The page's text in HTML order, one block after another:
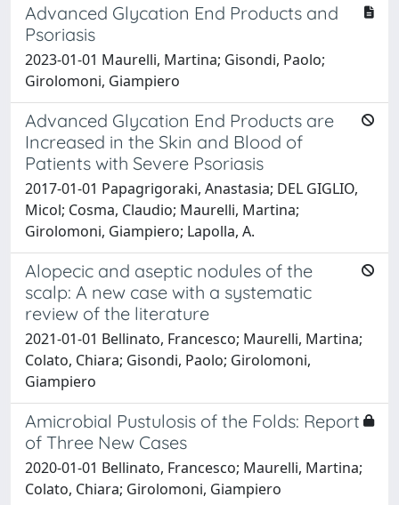
Advanced Glycation End Products and
Psoriasis
2023-01-01 Maurelli, Martina; Gisondi, Paolo;
Girolomoni, Giampiero
Advanced Glycation End Products are
Increased in the Skin and Blood of
Patients with Severe Psoriasis
2017-01-01 Papagrigoraki, Anastasia; DEL GIGLIO,
Micol; Cosma, Claudio; Maurelli, Martina;
Girolomoni, Giampiero; Lapolla, A.
Alopecic and aseptic nodules of the
scalp: A new case with a systematic
review of the literature
2021-01-01 Bellinato, Francesco; Maurelli, Martina;
Colato, Chiara; Gisondi, Paolo; Girolomoni,
Giampiero
Amicrobial Pustulosis of the Folds: Report
of Three New Cases
2020-01-01 Bellinato, Francesco; Maurelli, Martina;
Colato, Chiara; Girolomoni, Giampiero